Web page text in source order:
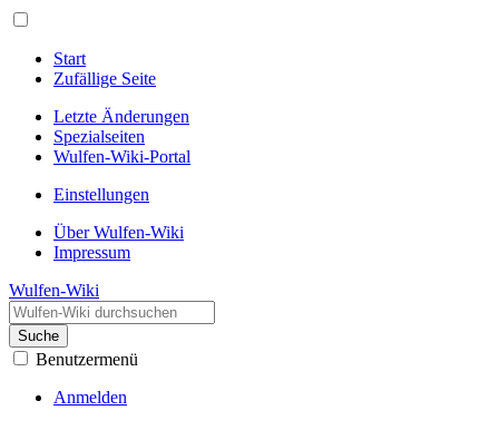
Start
Zufällige Seite
Letzte Änderungen
Spezialseiten
Wulfen-Wiki-Portal
Einstellungen
Über Wulfen-Wiki
Impressum
Wulfen-Wiki
Suche
Benutzermenü
Anmelden